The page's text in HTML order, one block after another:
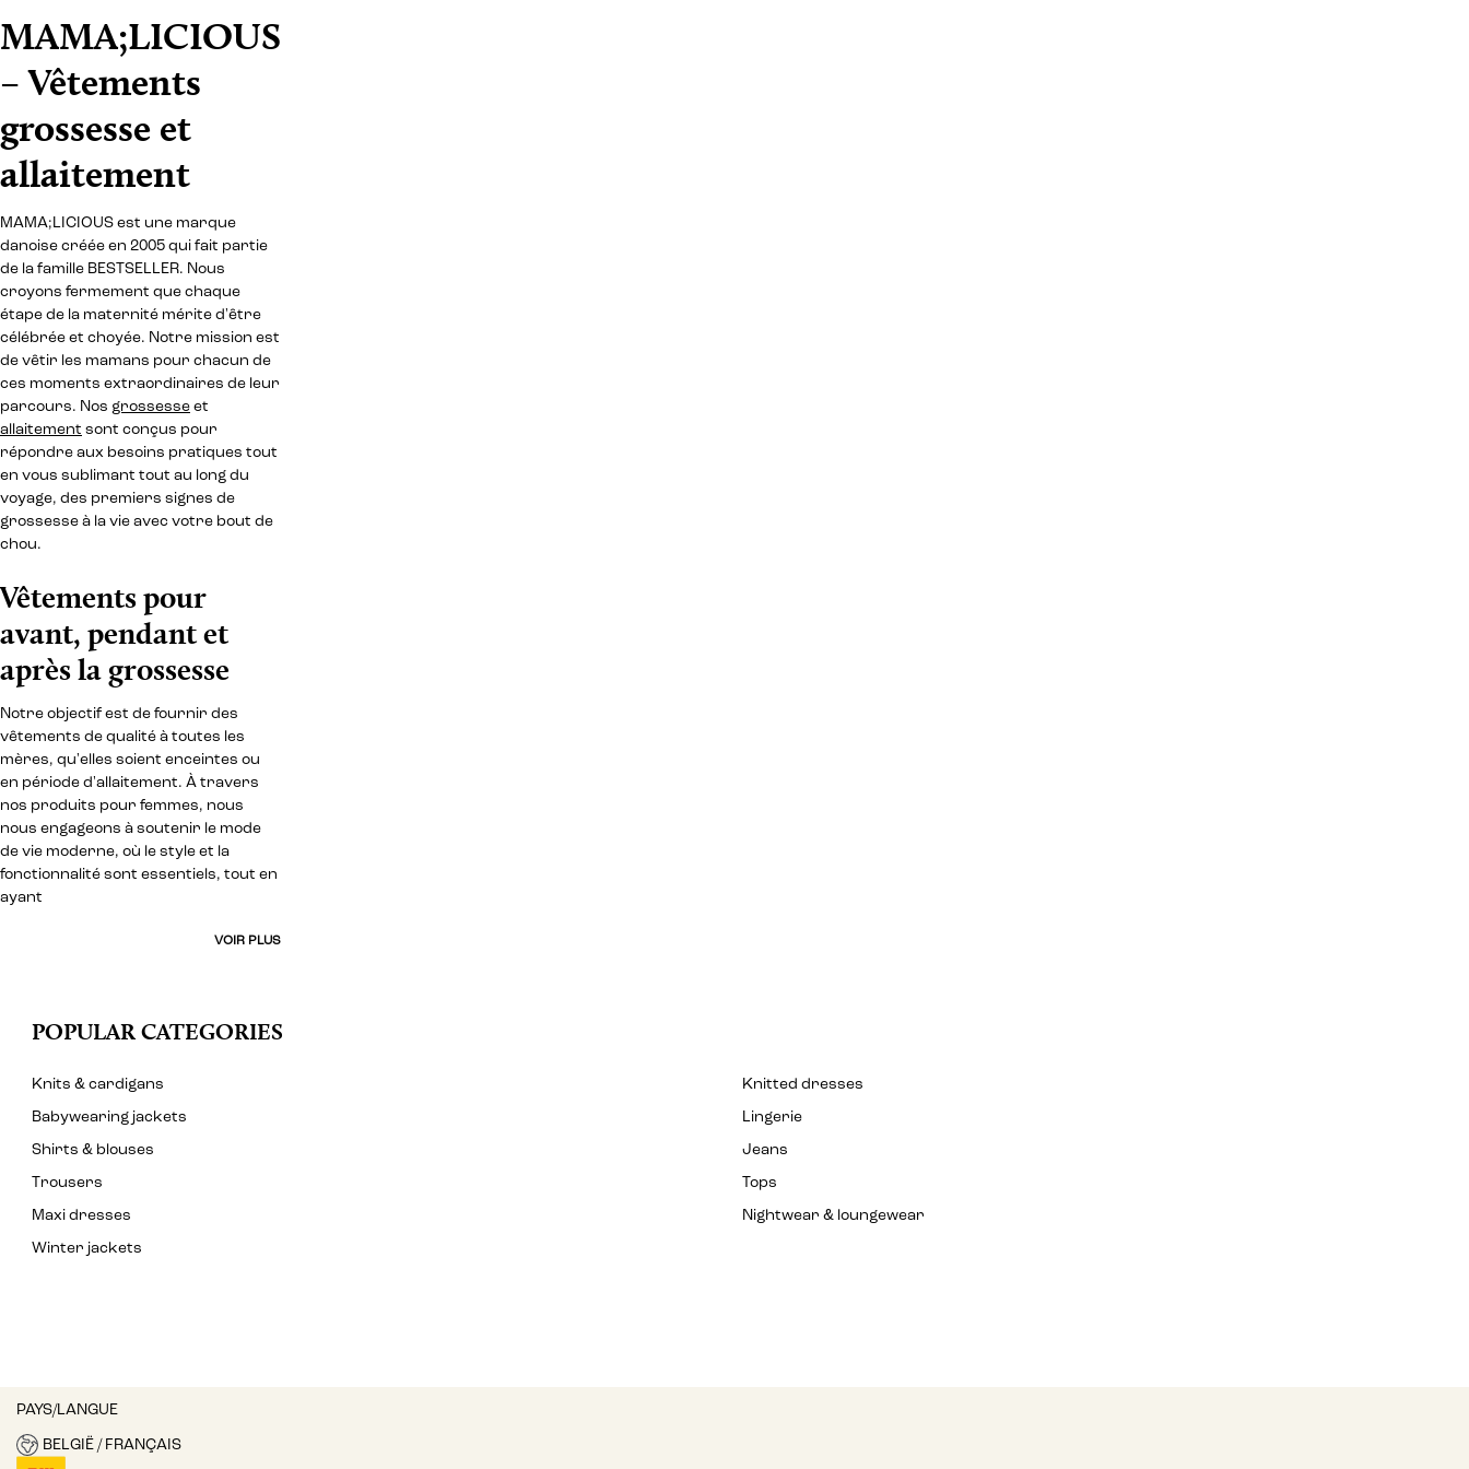
MAMA;LICIOUS
– Vêtements
grossesse et
allaitement
MAMA;LICIOUS est une marque
danoise créée en 2005 qui fait partie
de la famille BESTSELLER. Nous
croyons fermement que chaque
étape de la maternité mérite d'être
célébrée et choyée. Notre mission est
de vêtir les mamans pour chacun de
ces moments extraordinaires de leur
parcours. Nos grossesse et
allaitement sont conçus pour
répondre aux besoins pratiques tout
en vous sublimant tout au long du
voyage, des premiers signes de
grossesse à la vie avec votre bout de
chou.
Vêtements pour
avant, pendant et
après la grossesse
Notre objectif est de fournir des
vêtements de qualité à toutes les
mères, qu'elles soient enceintes ou
en période d'allaitement. À travers
nos produits pour femmes, nous
nous engageons à soutenir le mode
de vie moderne, où le style et la
fonctionnalité sont essentiels, tout en
ayant
VOIR PLUS
POPULAR CATEGORIES
Knits & cardigans
Knitted dresses
Babywearing jackets
Lingerie
Shirts & blouses
Jeans
Trousers
Tops
Maxi dresses
Nightwear & loungewear
Winter jackets
PAYS/LANGUE
BELGIË / FRANÇAIS